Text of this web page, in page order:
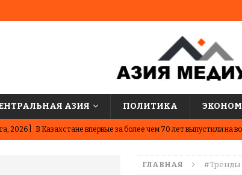
АЗИЯ ПОЛИТИКА
2026 ] В Казахстане впервые за более чем 70 лет выпустили на
2026 ] Казахстанские юные шахматисты победили сборную
ГЛАВНАЯ #Тренды